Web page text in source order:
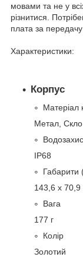
мовами та не у
різнитися.
плата за
Характеристики:
Корпус
Матеріал
Метал, Скло
IP68
143,6 х
Вага
177 г
Колір
Золотий